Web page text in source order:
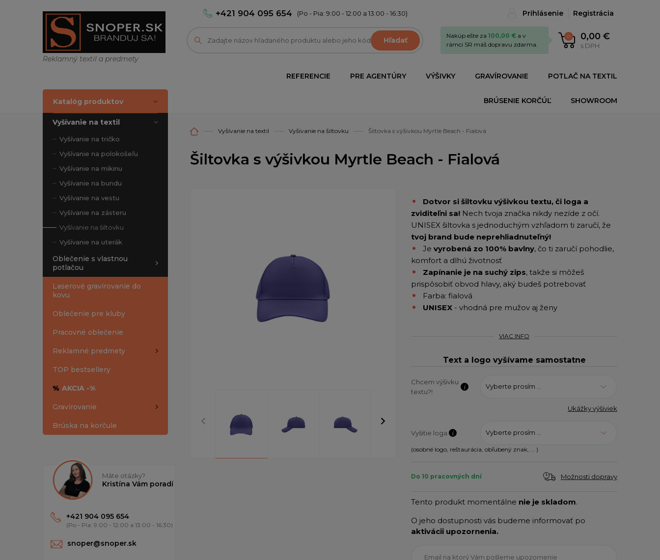
Reklamný textil a predmety
+421 904 095 654 (Po - Pia: 9:00 - 12:00 a 13:00 - 16:30) Prihlásenie Registrácia
Hľadať 0 0,00 €
s DPH
Nakúp ešte za 100,00 € a v
rámci SR máš dopravu zdarma.
REFERENCIE PRE AGENTÚRY VÝŠIVKY GRAVÍROVANIE POTLAČ NA TEXTIL
BRÚSENIE KORČÚĽ SHOWROOM
Katalóg produktov
Vyšívanie na textil
Vyšívanie na tričko
Vyšívanie na polokošeľu
Vyšívanie na mikinu
Vyšívanie na bundu
Vyšívanie na vestu
Vyšívanie na zásteru
Vyšívanie na šiltovku
Vyšívanie na uterák
Oblečenie s vlastnou
potlačou
Laserové gravírovanie do
kovu
Oblečenie pre kluby
Pracovné oblečenie
Reklamné predmety
TOP bestsellery
% AKCIA -%
Gravírovanie
Brúska na korčule
Máte otázky?
Kristína Vám poradí
+421 904 095 654
(Po - Pia: 9:00 - 12:00 a 13:00 - 16:30)
snoper@snoper.sk
Vyšívanie na textil Vyšívanie na šiltovku Šiltovka s výšivkou Myrtle Beach - Fialová
Šiltovka s výšivkou Myrtle Beach - Fialová
Dotvor si šiltovku výšivkou textu, či loga a
zviditeľni sa! Nech tvoja značka nikdy nezíde z očí.
UNISEX šiltovka s jednoduchým vzhľadom ti zaručí, že
tvoj brand bude neprehliadnuteľný!
Je vyrobená zo 100% bavlny, čo ti zaručí pohodlie,
komfort a dlhú životnosť
Zapínanie je na suchý zips, takže si môžeš
prispôsobiť obvod hlavy, aký budeš potrebovať
Farba: fialová
UNISEX - vhodná pre mužov aj ženy
VIAC INFO
Text a logo vyšívame samostatne
Chcem výšivku
textu?!
Vyberte prosím ...
Ukážky výšiviek
Vyšitie loga Vyberte prosím ...
(osobné logo, reštaurácia, obľubený znak, ... )
Do 10 pracovných dní Možnosti dopravy
Tento produkt momentálne nie je skladom.
O jeho dostupnosti vás budeme informovať po
aktivácii upozornenia.